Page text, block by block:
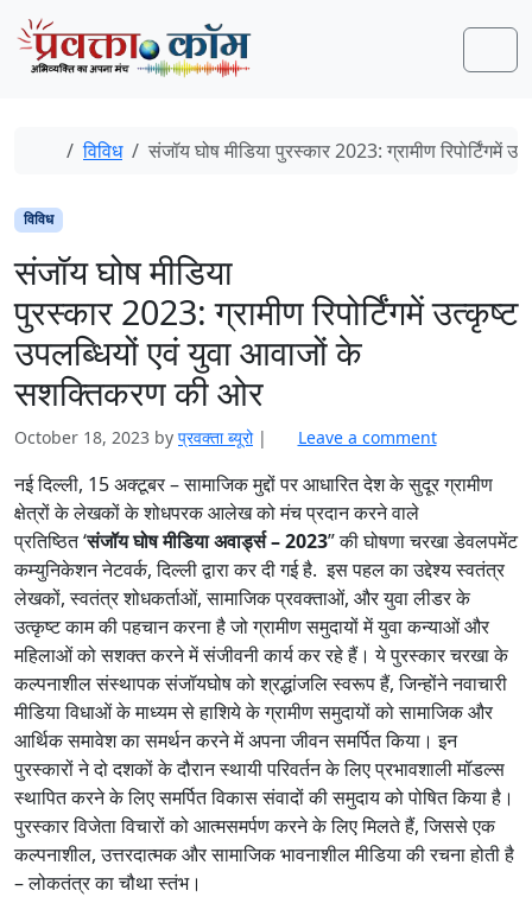
Skip to content
Skip to footer
Home
विविध संजॉय घोष मीडिया पुरस्कार 2023: ग्रामीण
विविध
संजॉय घोष मीडिया
पुरस्कार 2023: ग्रामीण रिपोर्टिंगमें उत्कृष्ट
उपलब्धियों एवं युवा आवाजों के
सशक्तिकरण की ओर
October 18, 2023 by प्रवक्‍ता ब्यूरो | Leave a comment
नई दिल्ली, 15 अक्टूबर – सामाजिक मुद्दों पर आधारित देश के सुदूर ग्रामीण
क्षेत्रों के लेखकों के शोधपरक आलेख को मंच प्रदान करने वाले
प्रतिष्ठित ‘संजॉय घोष मीडिया अवार्ड्स –2023” की घोषणा चरखा डेवलपमेंट
कम्युनिकेशन नेटवर्क, दिल्ली द्वारा कर दी गई है. इस पहल का उद्देश्य स्वतंत्र
लेखकों, स्वतंत्र शोधकर्ताओं, सामाजिक प्रवक्ताओं, और युवा लीडर के
उत्कृष्ट काम की पहचान करना है जो ग्रामीण समुदायों में युवा कन्याओं और
महिलाओं को सशक्त करने में संजीवनी कार्य कर रहे हैं। ये पुरस्कार चरखा के
कल्पनाशील संस्थापक संजॉयघोष को श्रद्धांजलि स्वरूप हैं, जिन्होंने नवाचारी
मीडिया विधाओं के माध्यम से हाशिये के ग्रामीण समुदायों को सामाजिक और
आर्थिक समावेश का समर्थन करने में अपना जीवन समर्पित किया। इन
पुरस्कारों ने दो दशकों के दौरान स्थायी परिवर्तन के लिए प्रभावशाली मॉडल्स
स्थापित करने के लिए समर्पित विकास संवादों की समुदाय को पोषित किया है।
पुरस्कार विजेता विचारों को आत्मसमर्पण करने के लिए मिलते हैं, जिससे एक
कल्पनाशील, उत्तरदात्मक और सामाजिक भावनाशील मीडिया की रचना होती है
– लोकतंत्र का चौथा स्तंभ।